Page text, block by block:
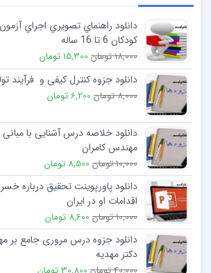
دانلود راهنماي تصويري اجراي
كودكان 6 تا 16 ساله
18,000 تومان 15,300 تومان
دانلود جزوه کنترل کیفی و فرآیند
8,000 تومان 6,200 تومان
دانلود خلاصه درس آشنایی با مبانی
مهندس کامران
10,000 تومان 8,500 تومان
دانلود پاورپوینت تحقیق درباره
اقدامات او در ایران
10,000 تومان 8,600 تومان
دانلود جزوه درس مروری جامع بر
دکتر مهدیه